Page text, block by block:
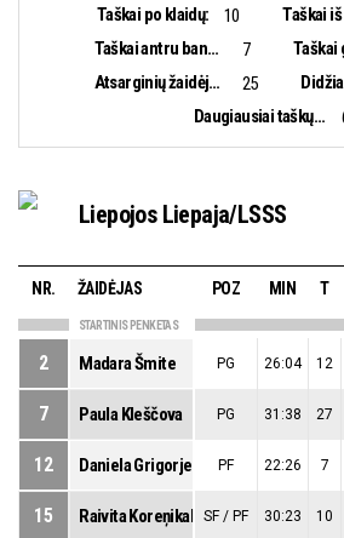
Taškai po klaidų: 10
Taškai antru bandymu:
7
Atsarginių žaidėjų taškai:
25
Daugiausiai taškų iš eilės:
Liepojos Liepaja/LSSS
NR. ŽAIDĖJAS POZ MIN T
STARTINIS PENKETAS
2 Madara Šmite PG 26:04 12
7 Paula Kleščova PG 31:38 27
12 Daniela Grigorjeva PF 22:26 7
15 Raivita KoreņikakaSF / PF 30:23 10